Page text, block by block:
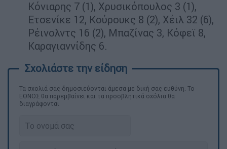
Κόνιαρης 7 (1), Χρυσικόπουλος 3 (1),
Ετσενίκε 12, Κούρουκς 8 (2), Χέιλ 32 (6),
Ρέινολντς 16 (2), Μπαζίνας 3, Κόφεϊ 8,
Καραγιαννίδης 6.
Τα σχολιά σας δημοσιεύονται άμεσα με δική σας ευθύνη. Το
ΕΘΝΟΣ θα παρεμβαίνει και τα προσβλητικά σχόλια θα
διαγράφονται